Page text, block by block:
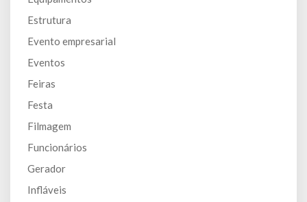
Estrutura
Evento empresarial
Eventos
Feiras
Festa
Filmagem
Funcionários
Gerador
Infláveis